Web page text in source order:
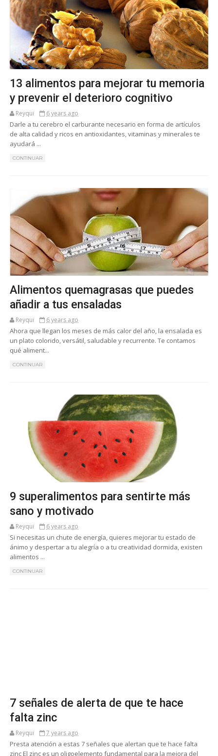
13 alimentos para mejorar tu memoria
y prevenir el deterioro cognitivo
Reyqui 6 years ago
Darle a tu cerebro el carburante necesario en forma de artículos
de alta calidad y ricos en antioxidantes, vitaminas y minerales te
ayudará ...
CONTINUAR
Alimentos quemagrasas que puedes
añadir a tus ensaladas
Reyqui 6 years ago
Ahora que llegan los meses de más calor del año, la ensalada es
un plato colorido, versátil, saludable y recurrente. Te contamos
qué aliment...
CONTINUAR
9 superalimentos para sentirte más
sano y motivado
Reyqui 6 years ago
Si necesitas un chute de energía, quieres mejorar tu estado de
ánimo y despertar a tu alegría o a tu creatividad dormida, existen
alimentos ...
CONTINUAR
7 señales de alerta de que te hace
falta zinc
Reyqui 7 years ago
Presta atención a estas 7 señales que alertan que te hace falta
zinc El zinc es un oligoelemento fundamental para la mejora del